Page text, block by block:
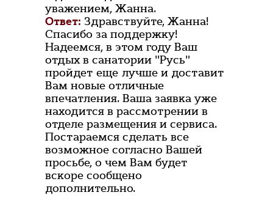
уважением, Жанна.
Ответ: Здравствуйте, Жанна!
Спасибо за поддержку!
Надеемся, в этом году Ваш
отдых в санатории "Русь"
пройдет еще лучше и доставит
Вам новые отличные
впечатления. Ваша заявка уже
находится в рассмотрении в
отделе размещения и сервиса.
Постараемся сделать все
возможное согласно Вашей
просьбе, о чем Вам будет
вскоре сообщено
дополнительно.